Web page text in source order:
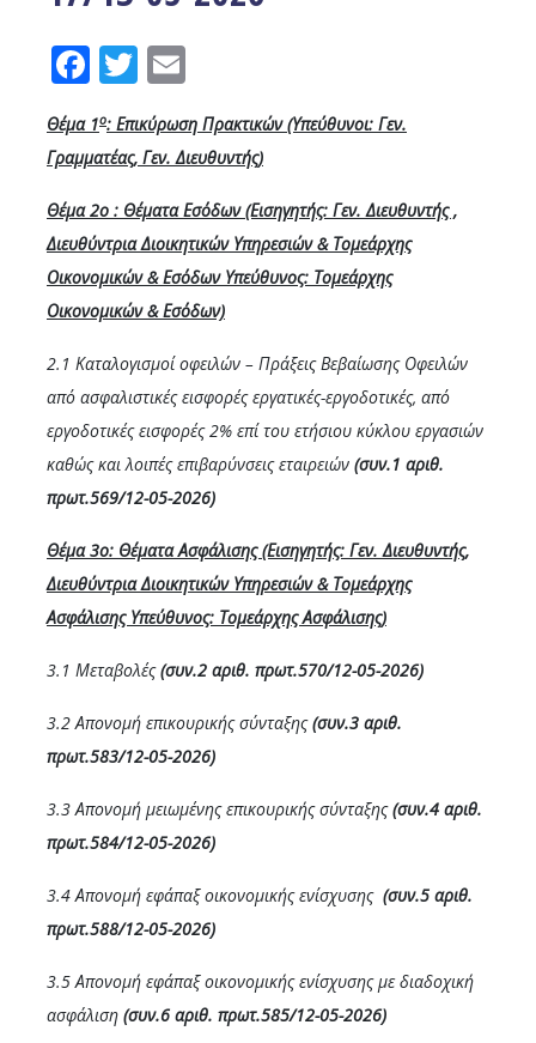
Facebook
Twitter
Θέμα 1ο: Επικύρωση Πρακτικών (Υπεύθυνοι: Γεν.
Γραμματέας, Γεν. Διευθυντής)
Θέμα 2ο : Θέματα Εσόδων (Εισηγητής: Γεν. Διευθυντής ,
Διευθύντρια Διοικητικών Υπηρεσιών & Τομεάρχης
Οικονομικών & Εσόδων Υπεύθυνος: Τομεάρχης
Οικονομικών & Εσόδων)
2.1 Καταλογισμοί οφειλών – Πράξεις Βεβαίωσης Οφειλών
από ασφαλιστικές εισφορές εργατικές-εργοδοτικές, από
εργοδοτικές εισφορές 2% επί του ετήσιου κύκλου εργασιών
καθώς και λοιπές επιβαρύνσεις εταιρειών (συν.1 αριθ.
πρωτ.569/12-05-2026)
Θέμα 3ο: ΘέματαΑσφάλισης (Εισηγητής: Γεν. Διευθυντής,
Διευθύντρια Διοικητικών Υπηρεσιών & Τομεάρχης
Ασφάλισης Υπεύθυνος: Τομεάρχης Ασφάλισης)
3.1 Μεταβολές(συν.2 αριθ. πρωτ.570/12-05-2026)
3.2 Απονομή επικουρικής σύνταξης(συν.3 αριθ.
πρωτ.583/12-05-2026)
3.3 Απονομή μειωμένης επικουρικής σύνταξης(συν.4 αριθ.
πρωτ.584/12-05-2026)
3.4 Απονομή εφάπαξ οικονομικής ενίσχυσης (συν.5 αριθ.
πρωτ.588/12-05-2026)
3.5 Απονομή εφάπαξ οικονομικής ενίσχυσης με διαδοχική
ασφάλιση (συν.6 αριθ. πρωτ.585/12-05-2026)